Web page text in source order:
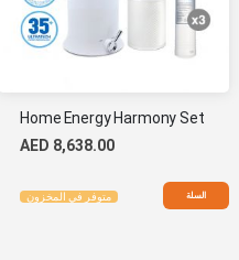
Home Energy Harmony Set
AED 8,638.00
متوفر في المخزون السلة